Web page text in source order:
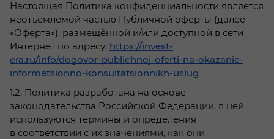
Настоящая Политика конфиденциальности является
неотъемлемой частью Публичной оферты (далее —
«Оферта»), размещённой и/или доступной в сети
Интернет по адресу: https://invest-
era.ru/info/dogovor-publichnoj-oferti-na-okazanie-
informatsionno-konsultatsionnikh-uslug
1.2. Политика разработана на основе
законодательства Российской Федерации, в ней
используются термины и определения
в соответствии с их значениями, как они